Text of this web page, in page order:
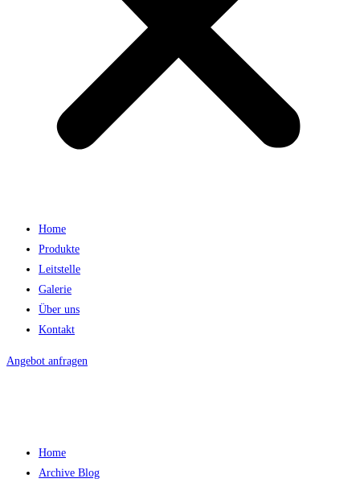
Home
Produkte
Leitstelle
Galerie
Über uns
Kontakt
Angebot anfragen
Home
Archive Blog